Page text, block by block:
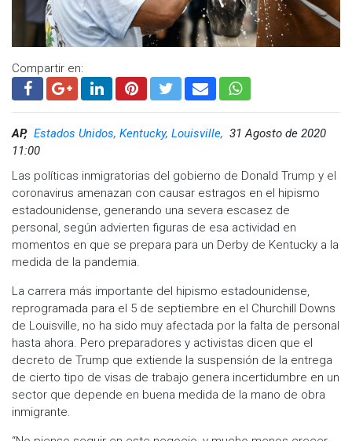
Compartir en:
AP, Estados Unidos, Kentucky, Louisville, 31 Agosto de 2020
11:00
Las políticas inmigratorias del gobierno de Donald Trump y el
coronavirus amenazan con causar estragos en el hipismo
estadounidense, generando una severa escasez de
personal, según advierten figuras de esa actividad en
momentos en que se prepara para un Derby de Kentucky a la
medida de la pandemia.
La carrera más importante del hipismo estadounidense,
reprogramada para el 5 de septiembre en el Churchill Downs
de Louisville, no ha sido muy afectada por la falta de personal
hasta ahora. Pero preparadores y activistas dicen que el
decreto de Trump que extiende la suspensión de la entrega
de cierto tipo de visas de trabajo genera incertidumbre en un
sector que depende en buena medida de la mano de obra
inmigrante.